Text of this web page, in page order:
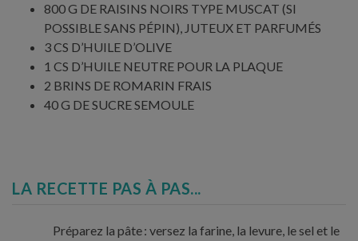
800 G DE RAISINS NOIRS TYPE MUSCAT (SI
POSSIBLE SANS PÉPIN), JUTEUX ET PARFUMÉS
3 CS D’HUILE D’OLIVE
1 CS D’HUILE NEUTRE POUR LA PLAQUE
2 BRINS DE ROMARIN FRAIS
40 G DE SUCRE SEMOULE
LA RECETTE PAS À PAS...
Préparez la pâte : versez la farine, la levure, le sel et le